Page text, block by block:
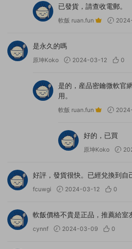
已發貨，請查收電郵。
軟飯 ruan.fun
是永久的嗎
原坤Koko 2024-03-12 0
是的，産品密鑰微軟官
用。
軟飯 ruan.fun
好的，已買
原坤Koko
好評，發貨很快。已經兌換到自
fcuwgi 2024-03-12 0
軟飯價格不貴是正品，推薦給室
cynnf 2024-03-09 0